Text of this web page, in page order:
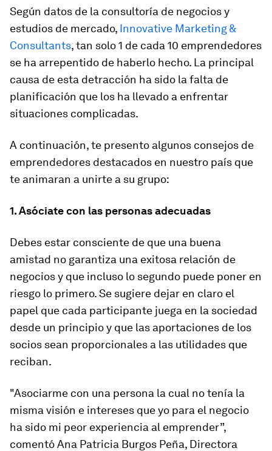
Según datos de la consultoría de negocios y
estudios de mercado, Innovative Marketing &
Consultants, tan solo 1 de cada 10 emprendedores
se ha arrepentido de haberlo hecho. La principal
causa de esta detracción ha sido la falta de
planificación que los ha llevado a enfrentar
situaciones complicadas.
A continuación, te presento algunos consejos de
emprendedores destacados en nuestro país que
te animaran a unirte a su grupo:
1. Asóciate con las personas adecuadas
Debes estar consciente de que una buena
amistad no garantiza una exitosa relación de
negocios y que incluso lo segundo puede poner en
riesgo lo primero. Se sugiere dejar en claro el
papel que cada participante juega en la sociedad
desde un principio y que las aportaciones de los
socios sean proporcionales a las utilidades que
reciban.
"Asociarme con una persona la cual no tenía la
misma visión e intereses que yo para el negocio
ha sido mi peor experiencia al emprender”,
comentó Ana Patricia Burgos Peña, Directora